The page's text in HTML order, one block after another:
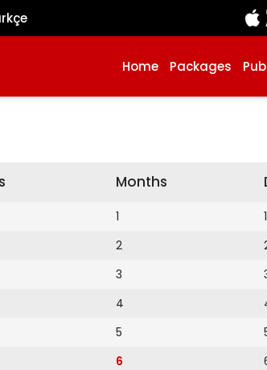
Home Packages
Months
1
2
3
4
5
6
1